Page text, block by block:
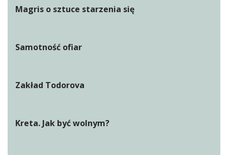
Magris o sztuce starzenia się
Samotność ofiar
Zakład Todorova
Kreta. Jak być wolnym?